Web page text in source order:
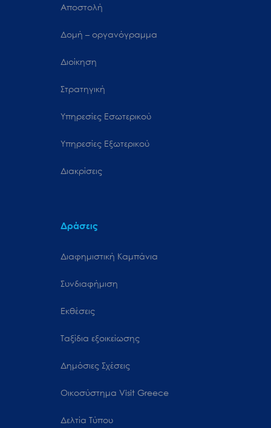
Αποστολή
Δομή – οργανόγραμμα
Διοίκηση
Στρατηγική
Υπηρεσίες Εσωτερικού
Υπηρεσίες Εξωτερικού
Διακρίσεις
Δράσεις
Διαφημιστική Καμπάνια
Συνδιαφήμιση
Εκθέσεις
Ταξίδια εξοικείωσης
Δημόσιες Σχέσεις
Oικοσύστημα Visit Greece
Δελτία Τύπου